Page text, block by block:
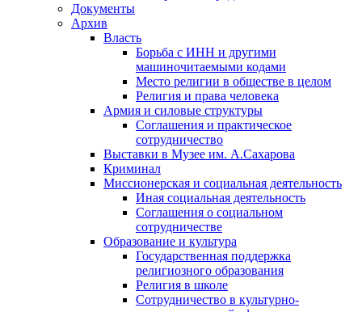
Документы
Архив
Власть
Борьба с ИНН и другими
машиночитаемыми кодами
Место религии в обществе в целом
Религия и права человека
Армия и силовые структуры
Соглашения и практическое
сотрудничество
Выставки в Музее им. А.Сахарова
Криминал
Миссионерская и социальная деятельность
Иная социальная деятельность
Соглашения о социальном
сотрудничестве
Образование и культура
Государственная поддержка
религиозного образования
Религия в школе
Сотрудничество в культурно-